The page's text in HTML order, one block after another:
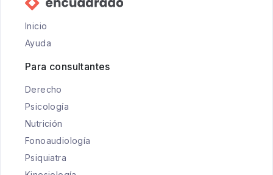
Inicio
Ayuda
Para consultantes
Derecho
Psicología
Nutrición
Fonoaudiología
Psiquiatra